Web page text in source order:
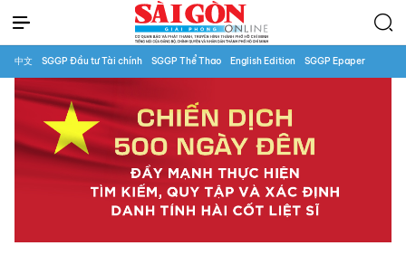
中文 SGGP Đầu tư Tài chính SGGP Thể Thao English Edition SGGP Epaper